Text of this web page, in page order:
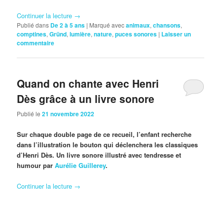
Continuer la lecture →
Publié dans De 2 à 5 ans | Marqué avecanimaux,chansons,
comptines,Gründ,lumière,nature,puces sonores | Laisser un
commentaire
Quand on chante avec Henri
Dès grâce à un livre sonore
Publié le21 novembre 2022
Sur chaque double page de ce recueil, l’enfant recherche
dans l’illustration le bouton qui déclenchera les classiques
d’Henri Dès. Un livre sonore illustré avec tendresse et
humour parAurélie Guillerey.
Continuer la lecture →